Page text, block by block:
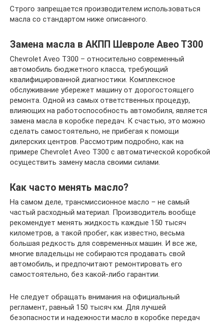
Строго запрещается производителем использоваться
масла со стандартом ниже описанного.
Замена масла в АКПП Шевроле Авео Т300
Chevrolet Aveo T300 – относительно современный
автомобиль бюджетного класса, требующий
квалифицированной диагностики. Комплексное
обслуживание убережет машину от дорогостоящего
ремонта. Одной из самых ответственных процедур,
влияющих на работоспособность автомобиля, является
замена масла в коробке передач. К счастью, это можно
сделать самостоятельно, не прибегая к помощи
дилерских центров. Рассмотрим подробно, как на
примере Chevrolet Aveo T300 с автоматической коробкой
осуществить замену масла своими силами.
Как часто менять масло?
На самом деле, трансмиссионное масло – не самый
частый расходный материал. Производитель вообще
рекомендует менять жидкость каждые 150 тысяч
километров, а такой пробег, как известно, весьма
большая редкость для современных машин. И все же,
многие владельцы не собираются продавать свой
автомобиль, и предпочитают ремонтировать его
самостоятельно, без какой-либо гарантии.
Не следует обращать внимания на официальный
регламент, равный 150 тысяч км. Для лучшей
безопасности и надежности масло в коробке передач